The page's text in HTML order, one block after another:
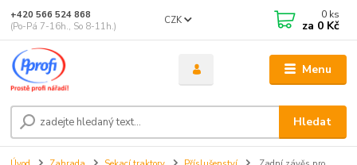
Menu
CZK
Hledat
+420 566 524 868
(Po-Pá 7-16h., So 8-11h.)
0 ks
za 0 Kč